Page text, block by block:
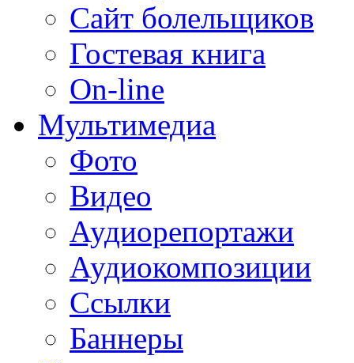
Сайт болельщиков
Гостевая книга
On-line
Мультимедиа
Фото
Видео
Аудиорепортажи
Аудиокомпозиции
Ссылки
Баннеры